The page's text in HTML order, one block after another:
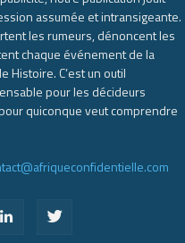
assumée et intransigeante.
les rumeurs, dénoncent les
chaque événement de la
Histoire. C’est un outil
pour les décideurs
quiconque veut comprendre